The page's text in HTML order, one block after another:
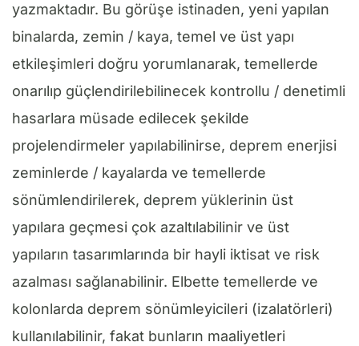
yazmaktadır. Bu görüşe istinaden, yeni yapılan
binalarda, zemin / kaya, temel ve üst yapı
etkileşimleri doğru yorumlanarak, temellerde
onarılıp güçlendirilebilinecek kontrollu / denetimli
hasarlara müsade edilecek şekilde
projelendirmeler yapılabilinirse, deprem enerjisi
zeminlerde / kayalarda ve temellerde
sönümlendirilerek, deprem yüklerinin üst
yapılara geçmesi çok azaltılabilinir ve üst
yapıların tasarımlarında bir hayli iktisat ve risk
azalması sağlanabilinir. Elbette temellerde ve
kolonlarda deprem sönümleyicileri (izalatörleri)
kullanılabilinir, fakat bunların maaliyetleri